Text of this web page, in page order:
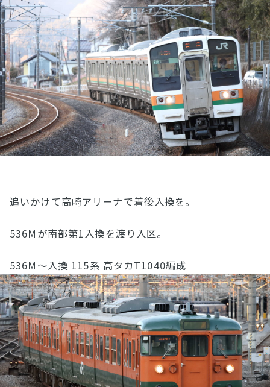
追いかけて高崎アリーナで着後入換を。
536Mが南部第1入換を渡り入区。
536M〜入換 115系 高タカT1040編成